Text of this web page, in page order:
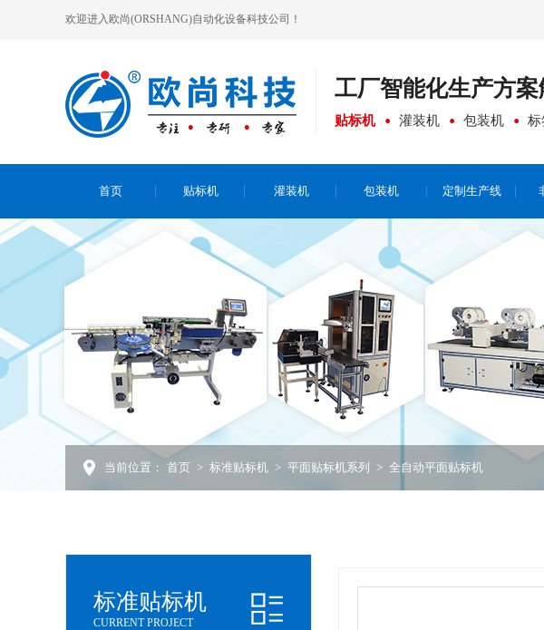
欢迎进入欧尚(ORSHANG)自动化设备科技公司！
工厂智能化生产方案
贴标机 灌装机 包装机 标
首页 贴标机 灌装机 包装机 定制生产线
当前位置： 首页 > 标准贴标机 > 平面贴标机系列 > 全自动平面贴标机
标准贴标机
CURRENT PROJECT